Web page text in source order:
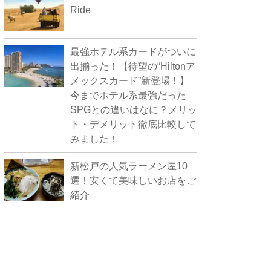
Ride
最強ホテル系カードがついに
出揃った！【待望の“Hiltonア
メックスカード”新登場！】
今までホテル系最強だった
SPGとの違いはなに？メリッ
ト・デメリット徹底比較して
みました！
新松戸の人気ラーメン屋10
選！安くて美味しいお店をご
紹介